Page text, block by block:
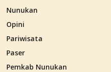
Nunukan
Opini
Pariwisata
Paser
Pemkab Nunukan